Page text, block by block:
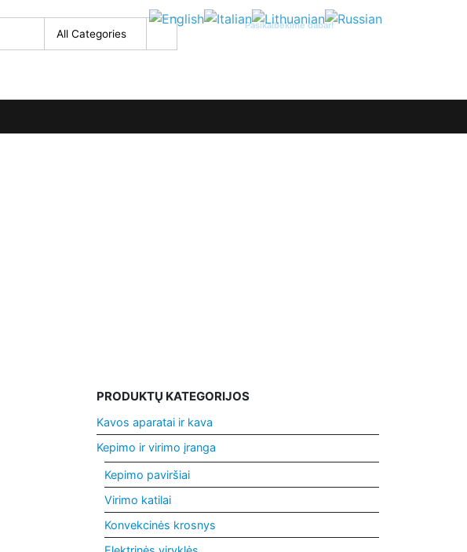
Pasikalbėkime dabar!
PRODUKTŲ KATEGORIJOS
Kavos aparatai ir kava
Kepimo ir virimo įranga
Kepimo paviršiai
Virimo katilai
Konvekcinės krosnys